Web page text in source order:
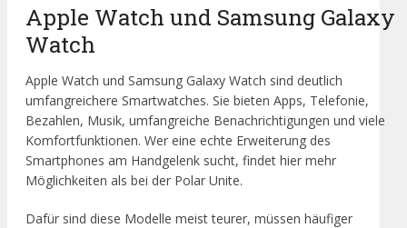
Apple Watch und Samsung Galaxy
Watch
Apple Watch und Samsung Galaxy Watch sind deutlich
umfangreichere Smartwatches. Sie bieten Apps, Telefonie,
Bezahlen, Musik, umfangreiche Benachrichtigungen und viele
Komfortfunktionen. Wer eine echte Erweiterung des
Smartphones am Handgelenk sucht, findet hier mehr
Möglichkeiten als bei der Polar Unite.
Dafür sind diese Modelle meist teurer, müssen häufiger